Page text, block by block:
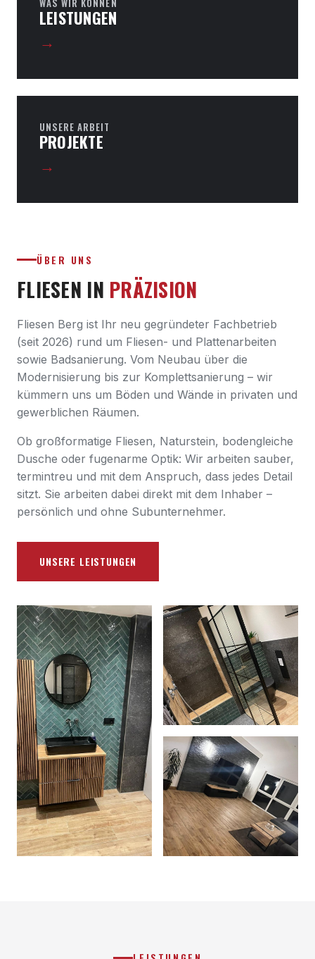
WAS WIR KÖNNEN
LEISTUNGEN
→
UNSERE ARBEIT
PROJEKTE
→
ÜBER UNS
FLIESEN IN PRÄZISION
Fliesen Berg ist Ihr neu gegründeter Fachbetrieb
(seit 2026) rund um Fliesen- und Plattenarbeiten
sowie Badsanierung. Vom Neubau über die
Modernisierung bis zur Komplettsanierung – wir
kümmern uns um Böden und Wände in privaten und
gewerblichen Räumen.
Ob großformatige Fliesen, Naturstein, bodengleiche
Dusche oder fugenarme Optik: Wir arbeiten sauber,
termintreu und mit dem Anspruch, dass jedes Detail
sitzt. Sie arbeiten dabei direkt mit dem Inhaber –
persönlich und ohne Subunternehmer.
UNSERE LEISTUNGEN